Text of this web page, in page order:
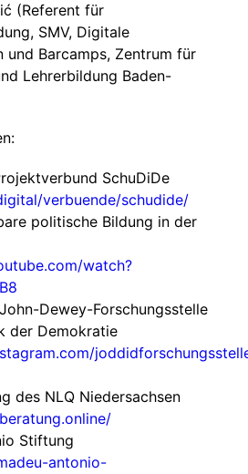
(Referent für
SMV, Digitale
und Barcamps, Zentrum für
Lehrerbildung Baden-
SchuDiDe
verbuende/schudide/
politische Bildung in der
watch?
Dewey-Forschungsstelle
der Demokratie
des NLQ Niedersachsen
Stiftung
antonio-